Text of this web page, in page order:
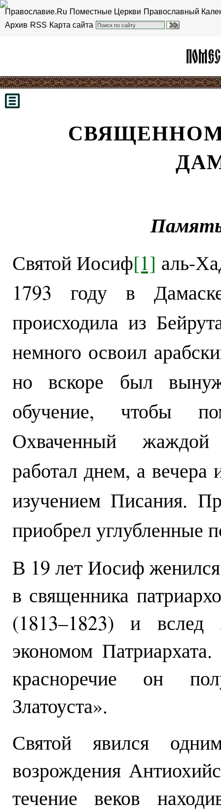
Православие.Ru Поместные Церкви Православный
Архив RSS Карта сайта
Святой Иосиф[1] аль-
1793 году в
происходила из
немного освоил
но вскоре был
обучение, чтобы
Охваченный
работал днем, а
изучением Писания.
приобрел углубленные
В 19 лет Иосиф
в священника
(1813–1823) и вслед
экономом
красноречие он
Златоуста».
Святой явился
возрождения
течение веков